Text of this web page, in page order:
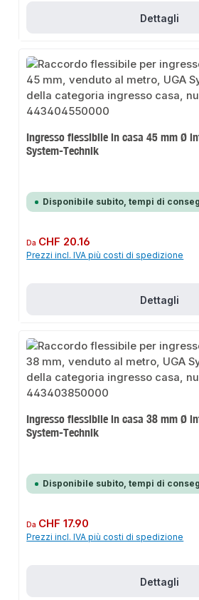
Dettagli
Ingresso flessibile in casa 45 mm Ø
System-Technik
Disponibile subito, tempi di
Prezzo normale:
Da CHF 20.16
Prezzi incl. IVA più costi di spedizione
Dettagli
Ingresso flessibile in casa 38 mm Ø
System-Technik
Disponibile subito, tempi di
Prezzo normale:
Da CHF 17.90
Prezzi incl. IVA più costi di spedizione
Dettagli